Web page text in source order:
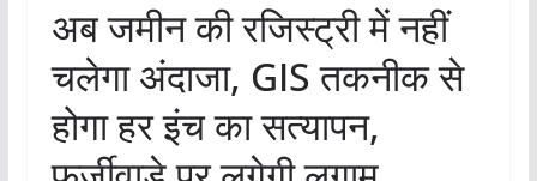
अब जमीन की रजिस्ट्री में नहीं
चलेगा अंदाजा, GIS तकनीक से
होगा हर इंच का सत्यापन,